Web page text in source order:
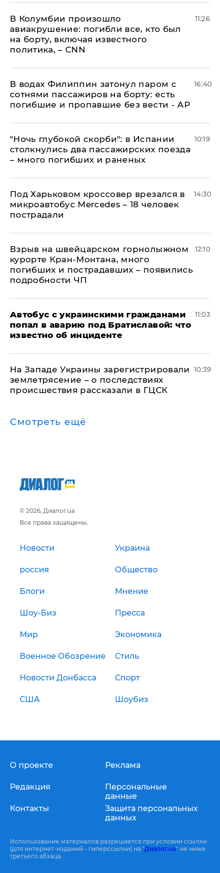
В Колумбии произошло
авиакрушение: погибли все, кто был
на борту, включая известного
политика, – CNN
11:26
В водах Филиппин затонул паром с
сотнями пассажиров на борту: есть
погибшие и пропавшие без вести - АР
16:40
"Ночь глубокой скорби": в Испании
столкнулись два пассажирских поезда
– много погибших и раненых
10:19
Под Харьковом кроссовер врезался в
микроавтобус Mercedes – 18 человек
пострадали
14:30
Взрыв на швейцарском горнолыжном
курорте Кран-Монтана, много
погибших и пострадавших – появились
подробности ЧП
12:10
Автобус с украинскими гражданами
попал в аварию под Братиславой: что
известно об инциденте
11:03
На Западе Украины зарегистрировали
землетрясение – о последствиях
происшествия рассказали в ГЦСК
10:39
Смотреть ещё
© 2026, Диалог.ua
Все права защищены.
Новости Украина
россия Общество
Блоги Мнение
Шоу-Биз Пресса
Мир Экономика
Военное Обозрение Стиль
Новости Донбасса Спорт
США Шоубиз
О проекте
Редакция
Контакты
Реклама
Персональные
данные
Защита персональных
данных
Использование материалов разрешается при условии ссылки
(для интернет-изданий - гиперссылки) на "Диалог.ua" не ниже
третьего абзаца.